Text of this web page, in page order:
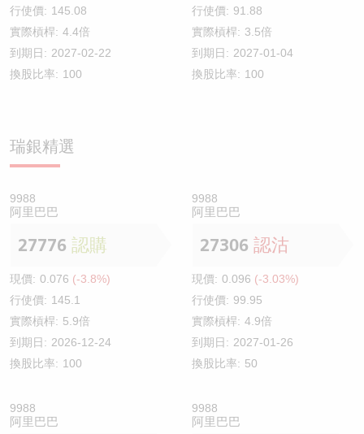
行使價: 145.08
實際槓桿: 4.4倍
到期日: 2027-02-22
換股比率: 100
行使價: 91.88
實際槓桿: 3.5倍
到期日: 2027-01-04
換股比率: 100
瑞銀精選
9988
阿里巴巴
27776 認購
現價: 0.076 (-3.8%)
行使價: 145.1
實際槓桿: 5.9倍
到期日: 2026-12-24
換股比率: 100
9988
阿里巴巴
27306 認沽
現價: 0.096 (-3.03%)
行使價: 99.95
實際槓桿: 4.9倍
到期日: 2027-01-26
換股比率: 50
9988
阿里巴巴
9988
阿里巴巴